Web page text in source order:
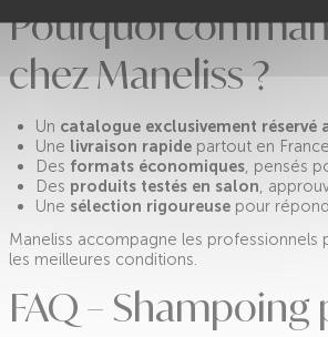
Pourquoi
chez Maneliss ?
Un catalogue exclusivement
Une livraison rapide partout en France
Des formats économiques, pensés
Des produits testés en salon,
Une sélection rigoureuse pour
Maneliss accompagne les professionnels
les meilleures conditions.
FAQ –